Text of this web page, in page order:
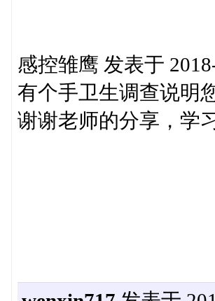
感控雏鹰 发表于
有个手卫生调查说明
谢谢老师的分享，学